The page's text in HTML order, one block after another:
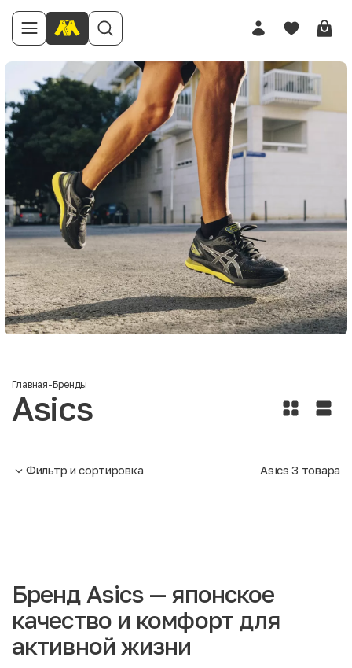
Главная-Бренды
Asics
Фильтр и сортировка Asics3 товара
Бренд Asics — японское
качество и комфорт для
активной жизни